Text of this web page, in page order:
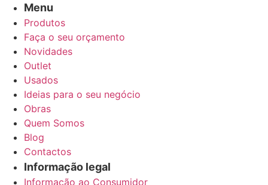
Menu
Produtos
Faça o seu orçamento
Novidades
Outlet
Usados
Ideias para o seu negócio
Obras
Quem Somos
Blog
Contactos
Informação legal
Informação ao Consumidor